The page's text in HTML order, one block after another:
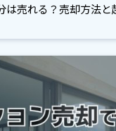
は売れる？売却方法